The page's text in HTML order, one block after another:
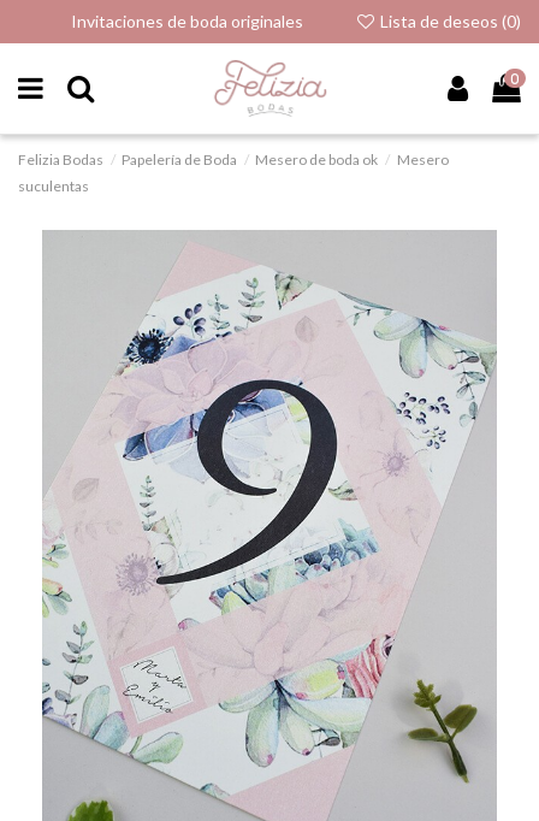
Invitaciones de boda originales Lista de deseos (0)
0
Felizia Bodas Papelería de Boda Mesero de boda ok
Mesero
suculentas